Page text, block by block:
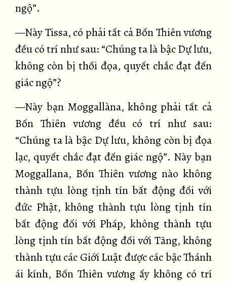
ngộ”.
—Này Tissa, có phải tất cả Bốn Thiên vương
đều có trí như sau: “Chúng ta là bậc Dự lưu,
không còn bị thối đọa, quyết chắc đạt đến
giác ngộ”?
—Này bạn Moggallàna, không phải tất cả
Bốn Thiên vương đều có trí như sau:
“Chúng ta là bậc Dự lưu, không còn bị đọa
lạc, quyết chắc đạt đến giác ngộ”. Này bạn
Moggallana, Bốn Thiên vương nào không
thành tựu lòng tịnh tín bất động đối với
đức Phật, không thành tựu lòng tịnh tín
bất động đối với Pháp, không thành tựu
lòng tịnh tín bất động đối với Tăng, không
thành tựu các Giới Luật được các bậc Thánh
ái kính, Bốn Thiên vương ấy không có trí